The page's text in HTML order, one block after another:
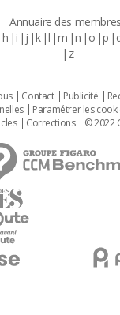
Annuaire des
h i j k l m n o p
z
Contact Publicité
Paramétrer les
Corrections © 2022